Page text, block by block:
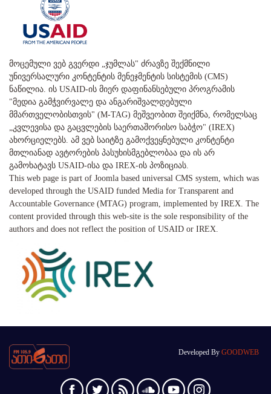
მოცემული ვებ გვერდი „ჯუმლას" ძრავზე შექმნილი
უნივერსალური კონტენტის მენეჯმენტის სისტემის (CMS)
ნაწილია. ის USAID-ის მიერ დაფინანსებული პროგრამის
"მედია გამჭვირვალე და ანგარიშვალდებული
მმართველობისთვის" (M-TAG) მეშვეობით შეიქმნა, რომელსაც
„კვლევისა და გაცვლების საერთაშორისო საბჭო" (IREX)
ახორციელებს. ამ ვებ საიტზე გამოქვეყნებული კონტენტი
მთლიანად ავტორების პასუხისმგებლობაა და ის არ
გამოხატავს USAID-ისა და IREX-ის პოზიციას.
This web page is part of Joomla based universal CMS system, which was
developed through the USAID funded Media for Transparent and
Accountable Governance (MTAG) program, implemented by IREX. The
content provided through this web-site is the sole responsibility of the
authors and does not reflect the position of USAID or IREX.
Developed By GOODWEB